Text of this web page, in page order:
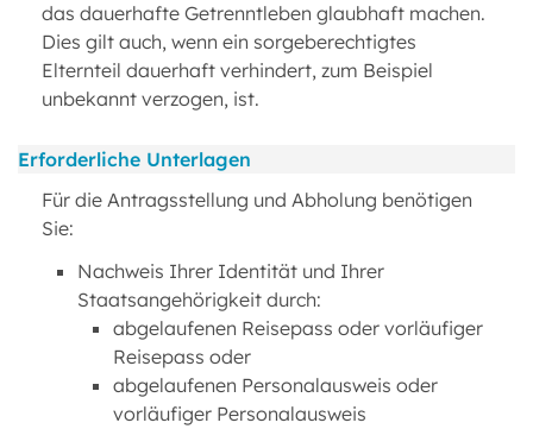
das dauerhafte Getrenntleben glaubhaft machen.
Dies gilt auch, wenn ein sorgeberechtigtes
Elternteil dauerhaft verhindert, zum Beispiel
unbekannt verzogen, ist.
Erforderliche Unterlagen
Für die Antragsstellung und Abholung benötigen
Sie:
Nachweis Ihrer Identität und Ihrer
Staatsangehörigkeit durch:
abgelaufenen Reisepass oder vorläufiger
Reisepass oder
abgelaufenen Personalausweis oder
vorläufiger Personalausweis